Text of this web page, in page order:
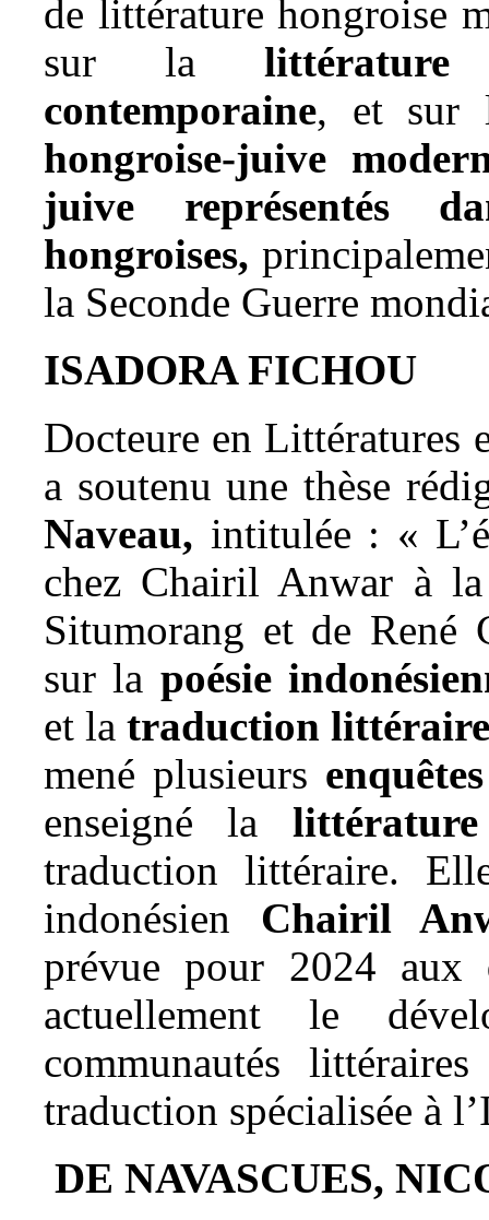
de littérature hongroise
sur la
contemporaine, et sur
hongroise-juive
juive représentés
hongroises,
la Seconde Guerre
ISADORA FICHOU
Docteure en
a soutenu une thèse
Naveau, intitulée : «
chez Chairil Anwar à
Situmorang et de René
sur la poésie
et latraduction
mené plusieurs
enseigné la littérature
traduction littéraire.
indonésien Chairil
prévue pour 2024 aux
actuellement le
communautés
traduction spécialisée à
DE NAVASCUES,